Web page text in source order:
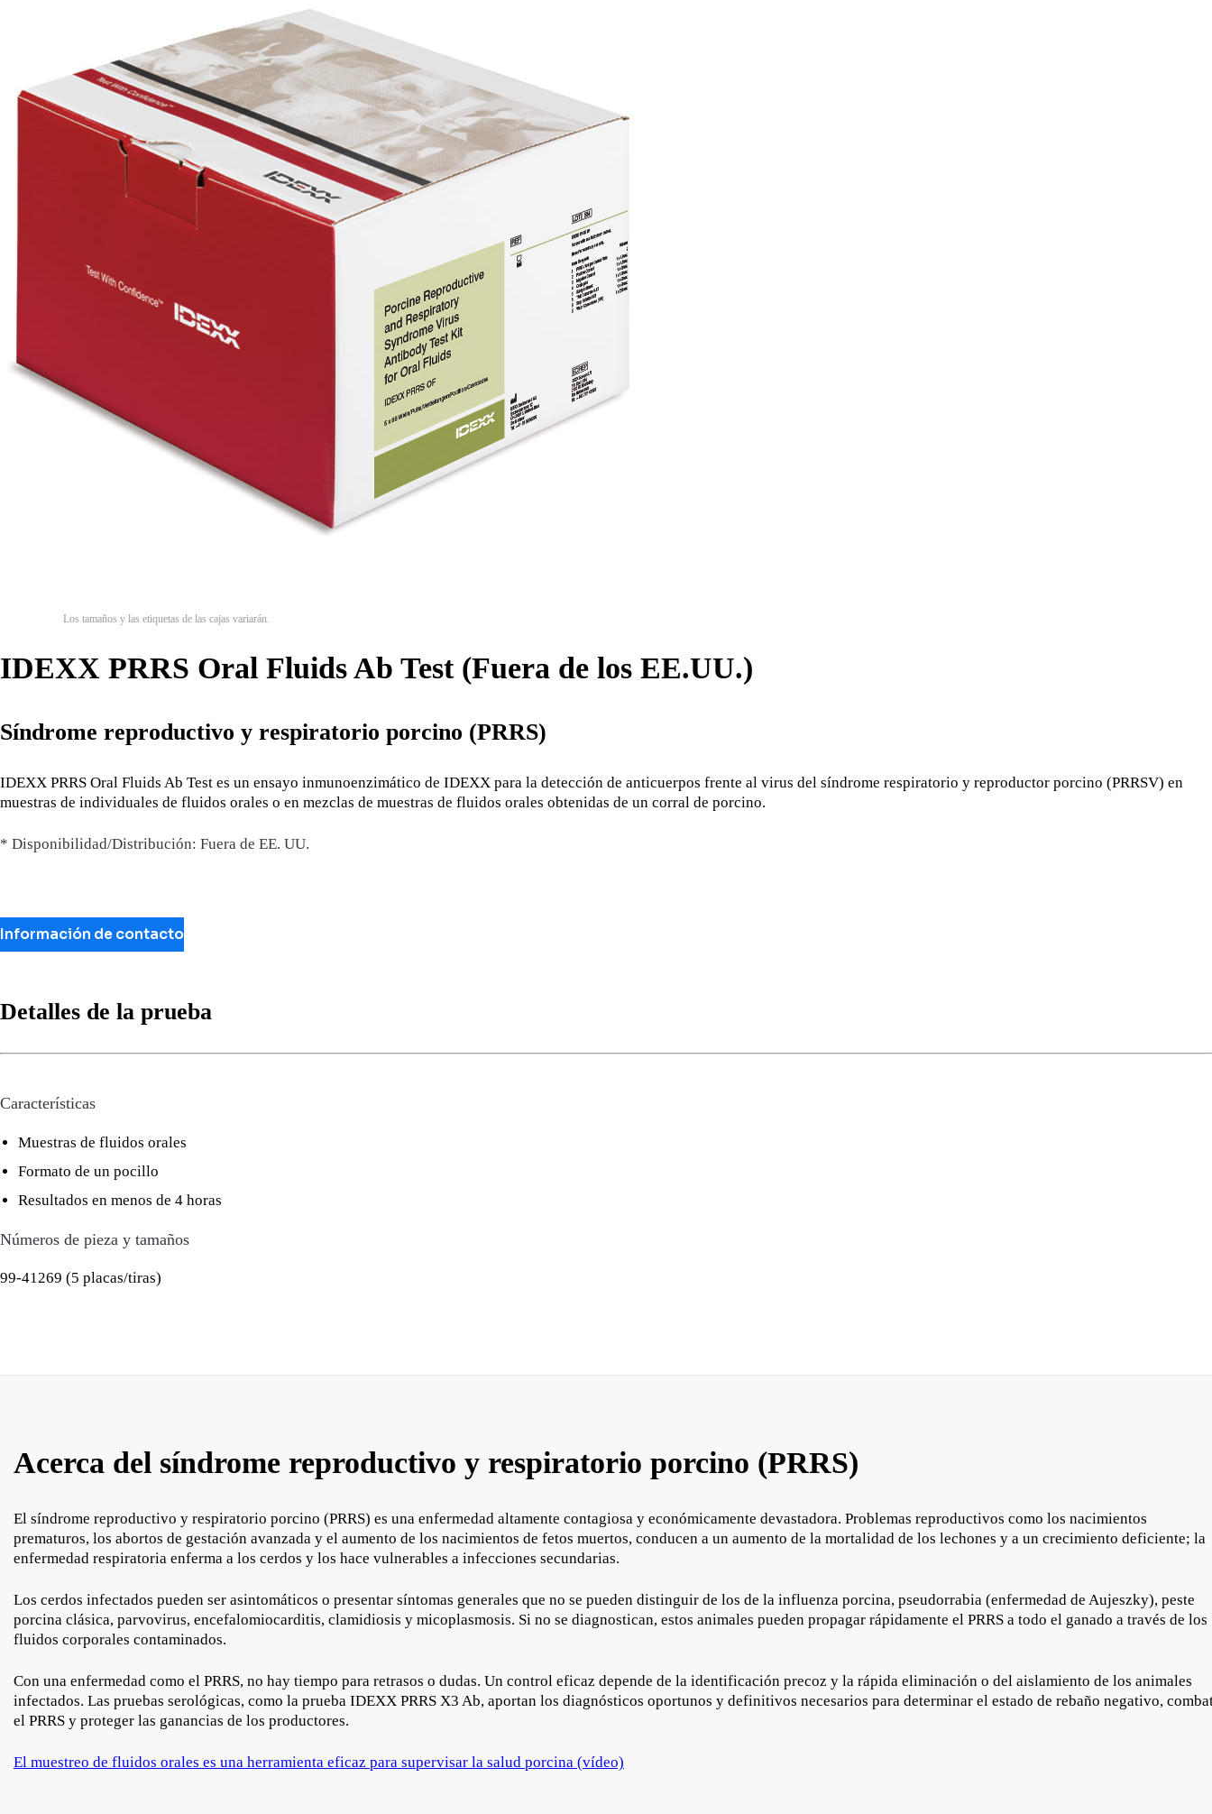
Los tamaños y las etiquetas de las cajas variarán.
IDEXX PRRS Oral Fluids Ab Test (Fuera de los EE.UU.)
Síndrome reproductivo y respiratorio porcino (PRRS)
IDEXX PRRS Oral Fluids Ab Test es un ensayo inmunoenzimático de IDEXX para la detección de anticuerpos frente al virus del síndrome respiratorio y reproductor porcino (PRRSV) en
muestras de individuales de fluidos orales o en mezclas de muestras de fluidos orales obtenidas de un corral de porcino.
* Disponibilidad/Distribución: Fuera de EE. UU.
Información de contacto
Detalles de la prueba
Características
Muestras de fluidos orales
Formato de un pocillo
Resultados en menos de 4 horas
Números de pieza y tamaños
99-41269 (5 placas/tiras)
Acerca del síndrome reproductivo y respiratorio porcino (PRRS)
El síndrome reproductivo y respiratorio porcino (PRRS) es una enfermedad altamente contagiosa y económicamente devastadora. Problemas reproductivos como los nacimientos
prematuros, los abortos de gestación avanzada y el aumento de los nacimientos de fetos muertos, conducen a un aumento de la mortalidad de los lechones y a un crecimiento deficiente; la
enfermedad respiratoria enferma a los cerdos y los hace vulnerables a infecciones secundarias.
Los cerdos infectados pueden ser asintomáticos o presentar síntomas generales que no se pueden distinguir de los de la influenza porcina, pseudorrabia (enfermedad de Aujeszky), peste
porcina clásica, parvovirus, encefalomiocarditis, clamidiosis y micoplasmosis. Si no se diagnostican, estos animales pueden propagar rápidamente el PRRS a todo el ganado a través de los
fluidos corporales contaminados.
Con una enfermedad como el PRRS, no hay tiempo para retrasos o dudas. Un control eficaz depende de la identificación precoz y la rápida eliminación o del aislamiento de los animales
infectados. Las pruebas serológicas, como la prueba IDEXX PRRS X3 Ab, aportan los diagnósticos oportunos y definitivos necesarios para determinar el estado de rebaño negativo,
el PRRS y proteger las ganancias de los productores.
El muestreo de fluidos orales es una herramienta eficaz para supervisar la salud porcina (vídeo)